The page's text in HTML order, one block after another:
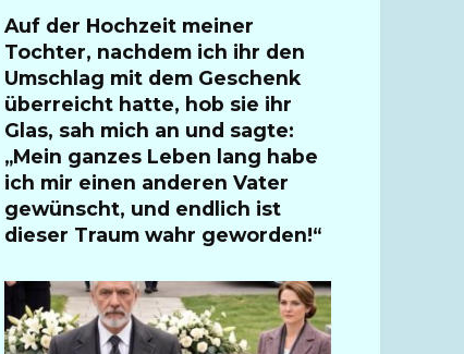
Auf der Hochzeit meiner
Tochter, nachdem ich ihr den
Umschlag mit dem Geschenk
überreicht hatte, hob sie ihr
Glas, sah mich an und sagte:
„Mein ganzes Leben lang habe
ich mir einen anderen Vater
gewünscht, und endlich ist
dieser Traum wahr geworden!“